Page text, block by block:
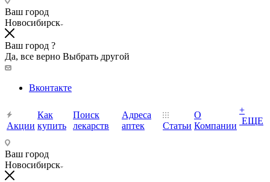
Ваш город
Новосибирск
Ваш город ?
Да, все верно Выбрать другой
Вконтакте
Акции
Как
купить
Поиск
лекарств
Адреса
аптек
Статьи
О
Компании
+
ЕЩЕ
Ваш город
Новосибирск